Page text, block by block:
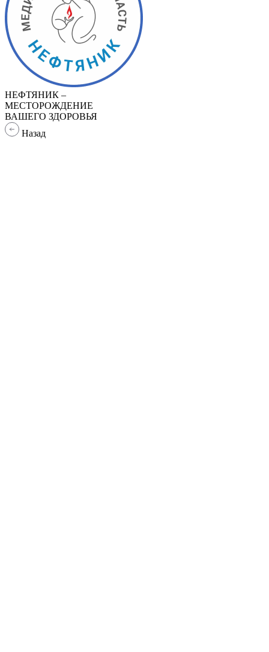
НЕФТЯНИК –
МЕСТОРОЖДЕНИЕ
ВАШЕГО ЗДОРОВЬЯ
Назад